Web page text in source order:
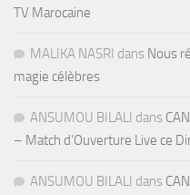
TV Marocaine
MALIKA NASRI dans Nous
magie célèbres
ANSUMOU BILALI dans
– Match d’Ouverture Live ce
ANSUMOU BILALI dans